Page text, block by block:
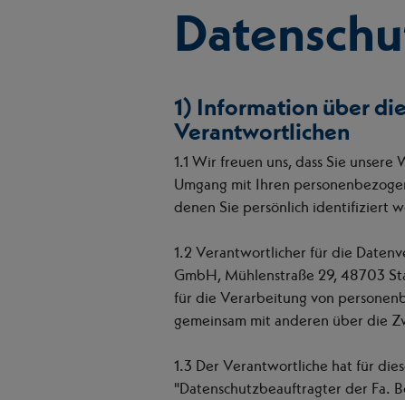
1) Information über
Verantwortlichen
1.1 Wir freuen uns, dass Sie
Umgang mit Ihren
denen Sie persönlich identifiziert
1.2 Verantwortlicher für die
GmbH, Mühlenstraße 29, 48703
für die Verarbeitung von
gemeinsam mit anderen über die
1.3 Der Verantwortliche hat für
"Datenschutzbeauftragter der Fa.